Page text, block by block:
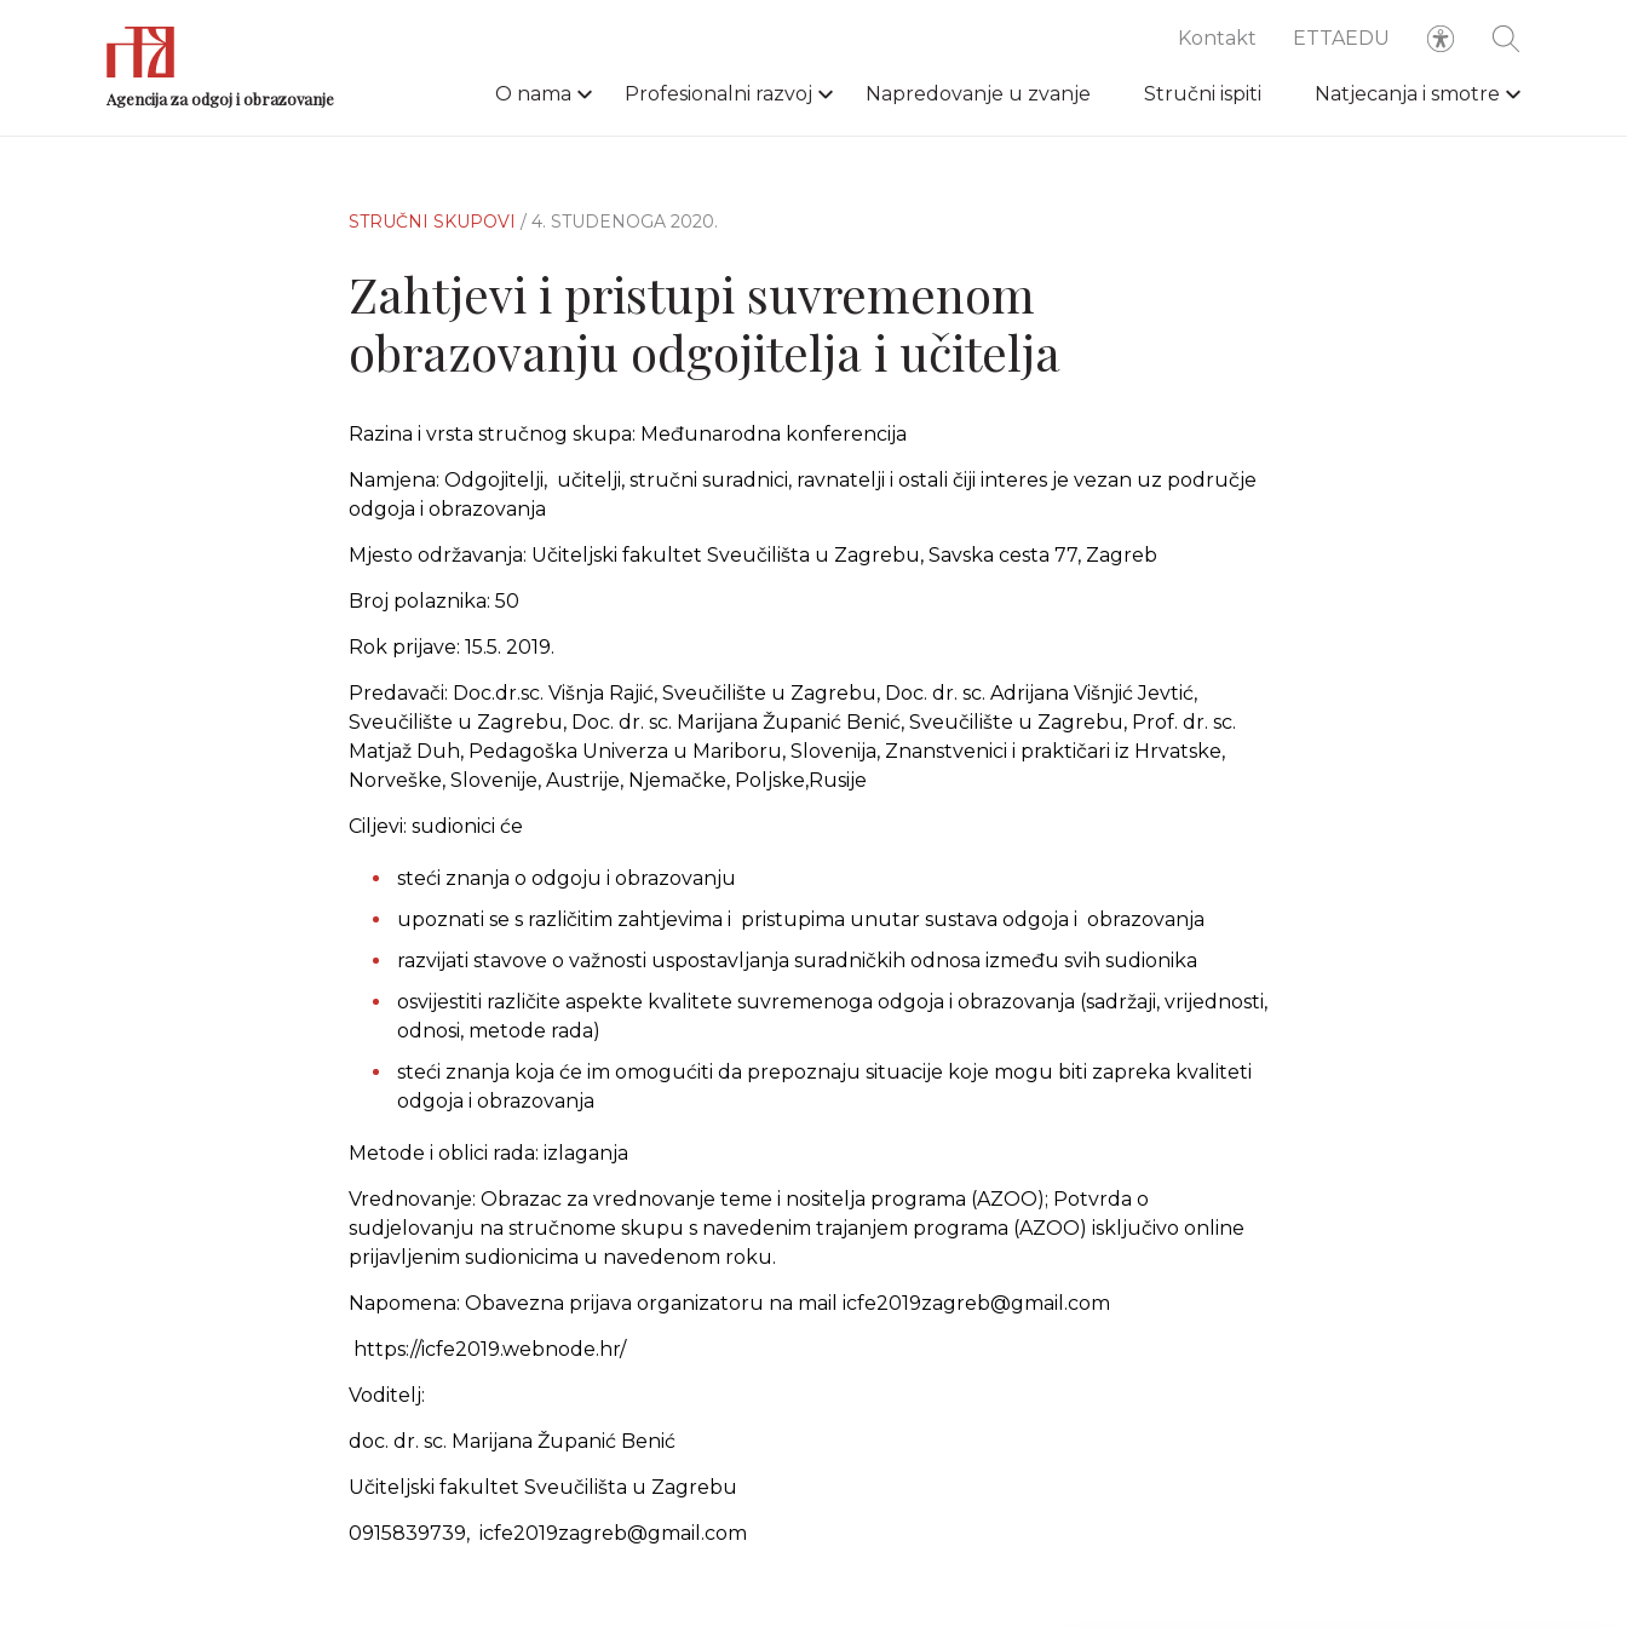
Agencija za odgoj i obrazovanje
Kontakt ETTAEDU
O nama Profesionalni razvoj Napredovanje u zvanje Stručni ispiti Natjecanja i smotre
STRUČNI SKUPOVI / 4. STUDENOGA 2020.
Zahtjevi i pristupi suvremenom
obrazovanju odgojitelja i učitelja
Razina i vrsta stručnog skupa: Međunarodna konferencija
Namjena: Odgojitelji, učitelji, stručni suradnici, ravnatelji i ostali čiji interes je vezan uz područje
odgoja i obrazovanja
Mjesto održavanja: Učiteljski fakultet Sveučilišta u Zagrebu, Savska cesta 77, Zagreb
Broj polaznika: 50
Rok prijave: 15.5. 2019.
Predavači: Doc.dr.sc. Višnja Rajić, Sveučilište u Zagrebu, Doc. dr. sc. Adrijana Višnjić Jevtić,
Sveučilište u Zagrebu, Doc. dr. sc. Marijana Županić Benić, Sveučilište u Zagrebu, Prof. dr. sc.
Matjaž Duh, Pedagoška Univerza u Mariboru, Slovenija, Znanstvenici i praktičari iz Hrvatske,
Norveške, Slovenije, Austrije, Njemačke, Poljske,Rusije
Ciljevi: sudionici će
steći znanja o odgoju i obrazovanju
upoznati se s različitim zahtjevima i pristupima unutar sustava odgoja i obrazovanja
razvijati stavove o važnosti uspostavljanja suradničkih odnosa između svih sudionika
osvijestiti različite aspekte kvalitete suvremenoga odgoja i obrazovanja (sadržaji, vrijednosti,
odnosi, metode rada)
steći znanja koja će im omogućiti da prepoznaju situacije koje mogu biti zapreka kvaliteti
odgoja i obrazovanja
Metode i oblici rada: izlaganja
Vrednovanje: Obrazac za vrednovanje teme i nositelja programa (AZOO); Potvrda o
sudjelovanju na stručnome skupu s navedenim trajanjem programa (AZOO) isključivo online
prijavljenim sudionicima u navedenom roku.
Napomena: Obavezna prijava organizatoru na mail icfe2019zagreb@gmail.com
https://icfe2019.webnode.hr/
Voditelj:
doc. dr. sc. Marijana Županić Benić
Učiteljski fakultet Sveučilišta u Zagrebu
0915839739, icfe2019zagreb@gmail.com